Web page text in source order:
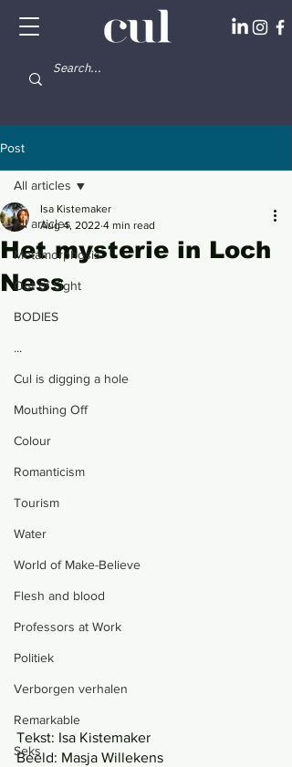
Post
All articles
Metamorphosis
Out of Sight
BODIES
...
Cul is digging a hole
Mouthing Off
Colour
Romanticism
Tourism
Water
World of Make-Believe
Flesh and blood
Professors at Work
Politiek
Verborgen verhalen
Remarkable
Seks
All articles
Het mysterie in Loch
Ness
Isa Kistemaker
Aug 4, 2022 4 min read
Tekst: Isa Kistemaker
Beeld: Masja Willekens